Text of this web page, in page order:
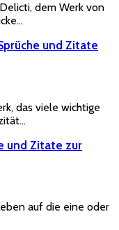
dem Werk von
und Zitate
das viele wichtige
und Zitate zur
auf die eine oder